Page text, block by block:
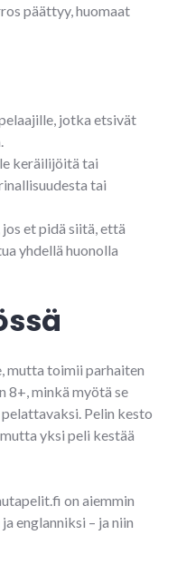
päättyy, huomaat
jotka etsivät
keräilijöitä tai
tai
et pidä siitä, että
yhdellä huonolla
mutta toimii parhaiten
8+, minkä myötä se
Pelin kesto
yksi peli kestää
on aiemmin
englanniksi – ja niin